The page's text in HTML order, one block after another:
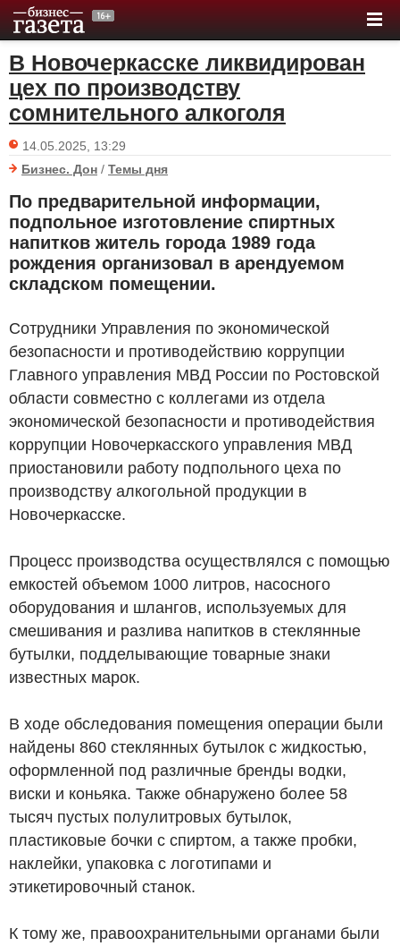
В Новочеркасске ликвидирован
цех по производству
сомнительного алкоголя
14.05.2025, 13:29
Бизнес. Дон / Темы дня
По предварительной информации,
подпольное изготовление спиртных
напитков житель города 1989 года
рождения организовал в арендуемом
складском помещении.
Сотрудники Управления по экономической
безопасности и противодействию коррупции
Главного управления МВД России по Ростовской
области совместно с коллегами из отдела
экономической безопасности и противодействия
коррупции Новочеркасского управления МВД
приостановили работу подпольного цеха по
производству алкогольной продукции в
Новочеркасске.
Процесс производства осуществлялся с помощью
емкостей объемом 1000 литров, насосного
оборудования и шлангов, используемых для
смешивания и разлива напитков в стеклянные
бутылки, подделывающие товарные знаки
известных марок.
В ходе обследования помещения операции были
найдены 860 стеклянных бутылок с жидкостью,
оформленной под различные бренды водки,
виски и коньяка. Также обнаружено более 58
тысяч пустых полулитровых бутылок,
пластиковые бочки с спиртом, а также пробки,
наклейки, упаковка с логотипами и
этикетировочный станок.
К тому же, правоохранительными органами были